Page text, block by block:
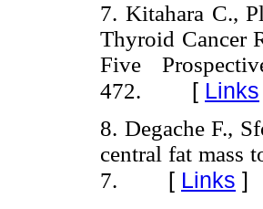
7. Kitahara C.,
Thyroid Cancer
Five
472. [ Links
8. Degache F.,
central fat mass
7. [ Links ]